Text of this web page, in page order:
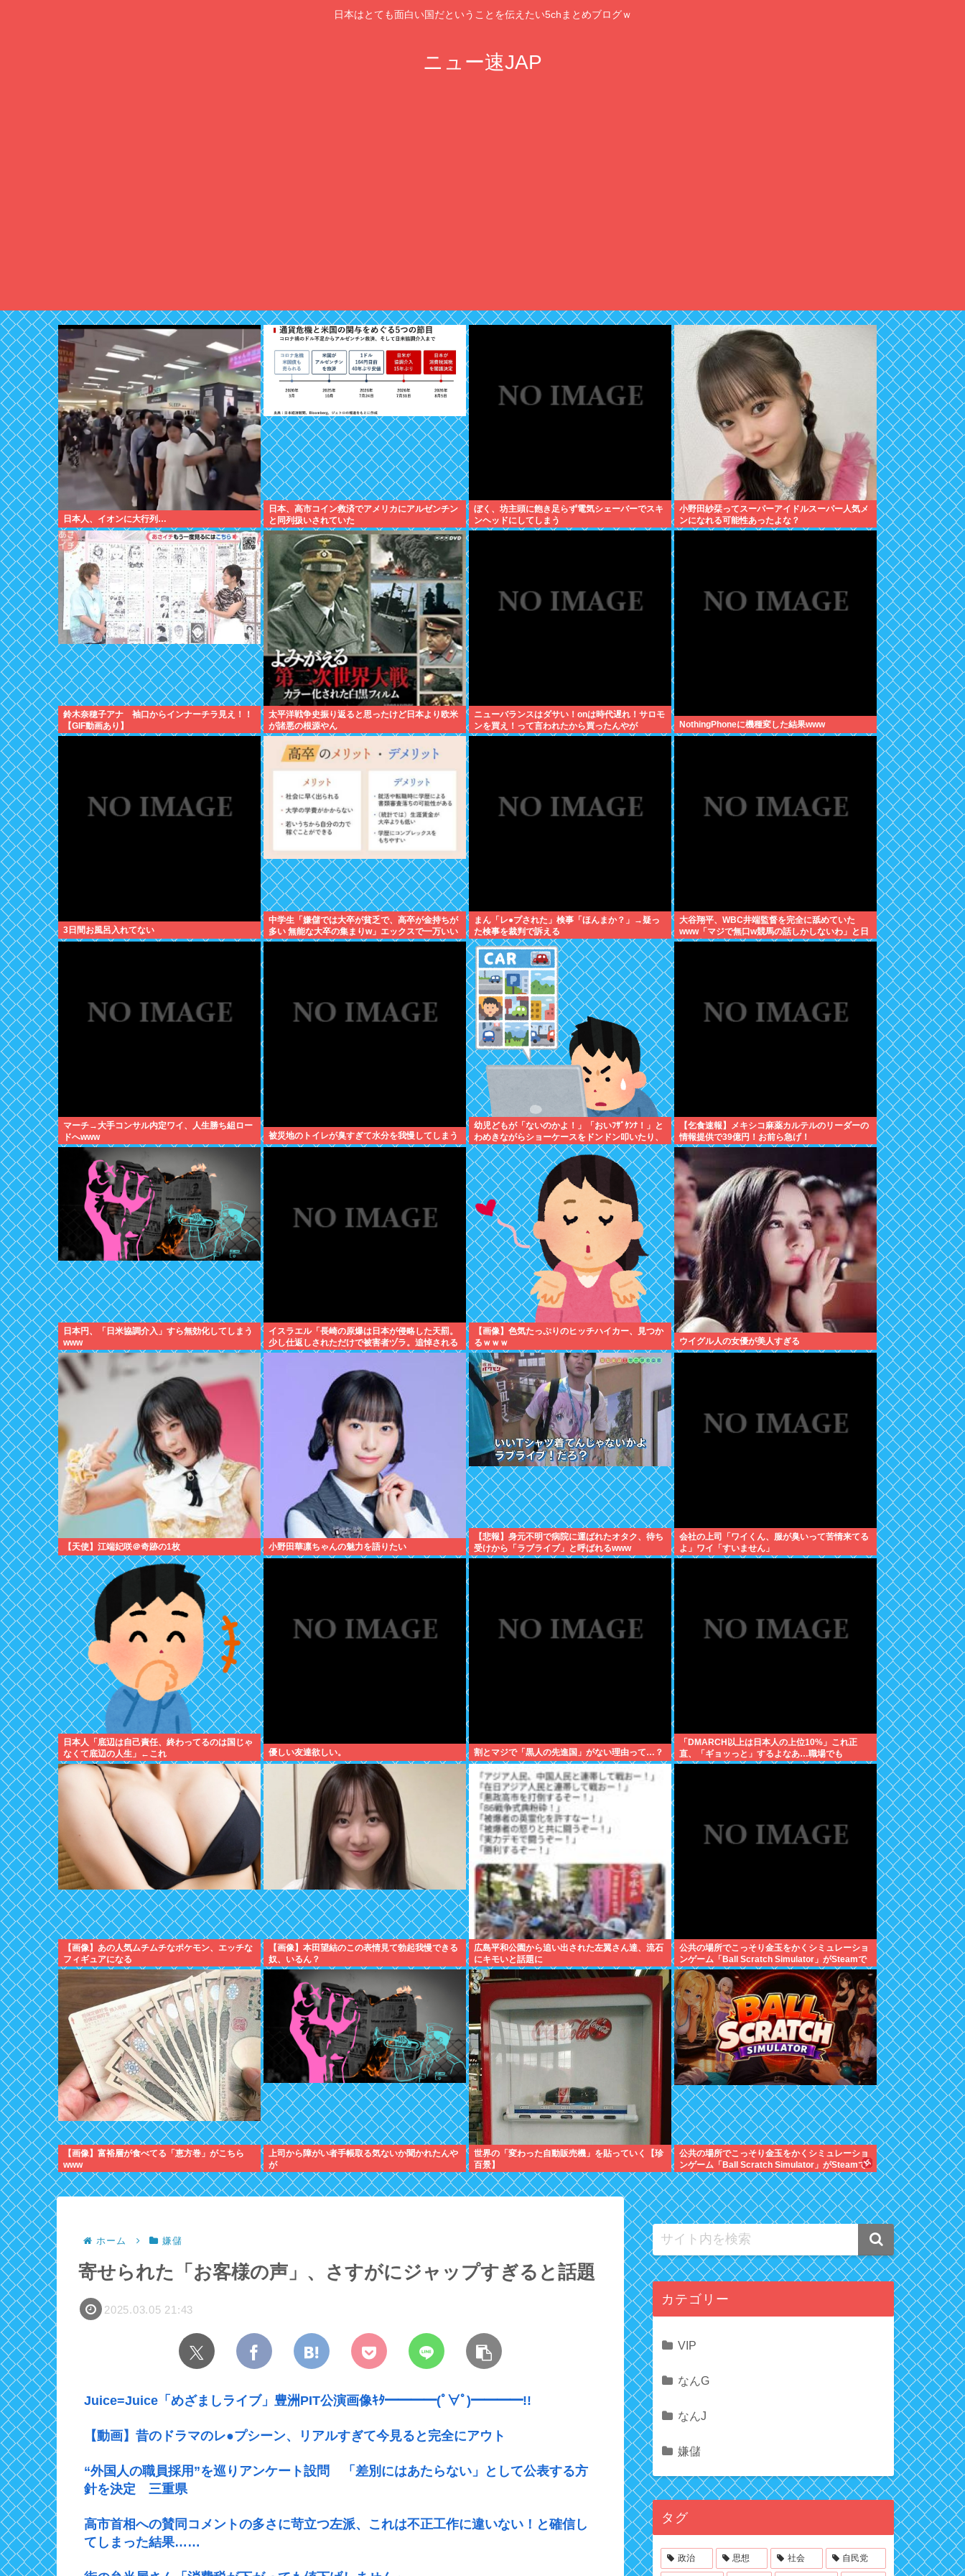
日本はとても面白い国だということを伝えたい5chまとめブログｗ
ニュー速JAP
日本人、イオンに大行列…
日本、高市コイン救済でアメリカにアルゼンチン
と同列扱いされていた
ぼく、坊主頭に飽き足らず電気シェーバーでスキ
ンヘッドにしてしまう
小野田紗栞ってスーパーアイドルスーパー人気メ
ンになれる可能性あったよな？
鈴木奈穂子アナ 袖口からインナーチラ見え！！
【GIF動画あり】
太平洋戦争史振り返ると思ったけど日本より欧米
が諸悪の根源やん
ニューバランスはダサい！onは時代遅れ！サロモ
ンを買え！って言われたから買ったんやが
NothingPhoneに機種変した結果www
3日間お風呂入れてない
中学生「嫌儲では大卒が貧乏で、高卒が金持ちが
多い 無能な大卒の集まりw」エックスで一万いい
ね
まん「レ●プされた」検事「ほんまか？」→疑っ
た検事を裁判で訴える
大谷翔平、WBC井端監督を完全に舐めていた
www「マジで無口w競馬の話しかしないわ」と日
本代表は内部崩壊
マーチ→大手コンサル内定ワイ、人生勝ち組ロー
ドへwww
被災地のトイレが臭すぎて水分を我慢してしまう
幼児どもが「ないのかよ！」「おいﾌｻﾞｹﾝﾅ！」と
わめきながらショーケースをドンドン叩いたり、
エルボーしたりしだした
【乞食速報】メキシコ麻薬カルテルのリーダーの
情報提供で39億円！お前ら急げ！
日本円、「日米協調介入」すら無効化してしまう
www
イスラエル「長崎の原爆は日本が侵略した天罰。
少し仕返しされただけで被害者ヅラ。追悼される
べきは侵略された中国や韓国の人々だよ
【画像】色気たっぷりのヒッチハイカー、見つか
るｗｗｗ
ウイグル人の女優が美人すぎる
【天使】江端妃咲＠奇跡の1枚 小野田華凛ちゃんの魅力を語りたい
【悲報】身元不明で病院に運ばれたオタク、待ち
受けから「ラブライブ」と呼ばれるwww
会社の上司「ワイくん、服が臭いって苦情来てる
よ」ワイ「すいません」
日本人「底辺は自己責任、終わってるのは国じゃ
なくて底辺の人生」←これ
優しい友達欲しい。 割とマジで「黒人の先進国」がない理由って…？
「DMARCH以上は日本人の上位10%」これ正
直、「ギョッっと」するよなあ…職場でも
MARCH同以下の低学歴とかあんまり観ない
【画像】あの人気ムチムチなポケモン、エッチな
フィギュアになる
【画像】本田望結のこの表情見て勃起我慢できる
奴、いるん？
広島平和公園から追い出された左翼さん達、流石
にキモいと話題に
公共の場所でこっそり金玉をかくシミュレーショ
ンゲーム「Ball Scratch Simulator」がSteamで
発表される
【画像】富裕層が食べてる「恵方巻」がこちら
www
上司から障がい者手帳取る気ないか聞かれたんや
が
世界の「変わった自動販売機」を貼っていく【珍
百景】
公共の場所でこっそり金玉をかくシミュレーショ
ンゲーム「Ball Scratch Simulator」がSteamで
発表される
ホーム 嫌儲
寄せられた「お客様の声」、さすがにジャップすぎると話題
2025.03.05 21:43
Juice=Juice「めざましライブ」豊洲PIT公演画像ｷﾀ━━━━(ﾟ∀ﾟ)━━━━!!
【動画】昔のドラマのレ●プシーン、リアルすぎて今見ると完全にアウト
“外国人の職員採用”を巡りアンケート設問 「差別にはあたらない」として公表する方
針を決定 三重県
高市首相への賛同コメントの多さに苛立つ左派、これは不正工作に違いない！と確信し
てしまった結果……
カテゴリー
VIP
なんG
なんJ
嫌儲
タグ
政治 思想 社会 自民党